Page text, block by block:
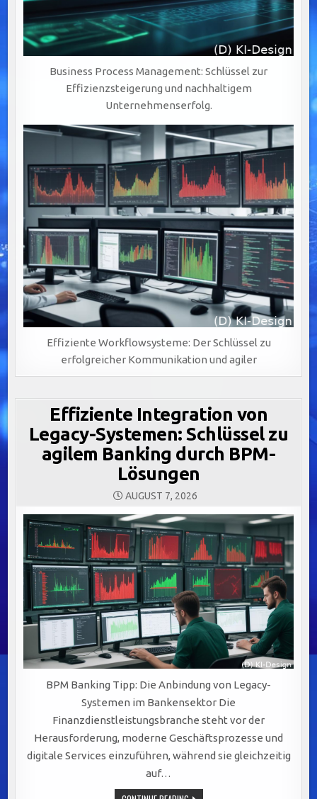
Business Process Management: Schlüssel zur
Effizienzsteigerung und nachhaltigem
Unternehmenserfolg.
Effiziente Workflowsysteme: Der Schlüssel zu
erfolgreicher Kommunikation und agiler
Effiziente Integration von
Legacy-Systemen: Schlüssel zu
agilem Banking durch BPM-
Lösungen
AUGUST 7, 2026
BPM Banking Tipp: Die Anbindung von Legacy-
Systemen im Bankensektor Die
Finanzdienstleistungsbranche steht vor der
Herausforderung, moderne Geschäftsprozesse und
digitale Services einzuführen, während sie gleichzeitig
auf…